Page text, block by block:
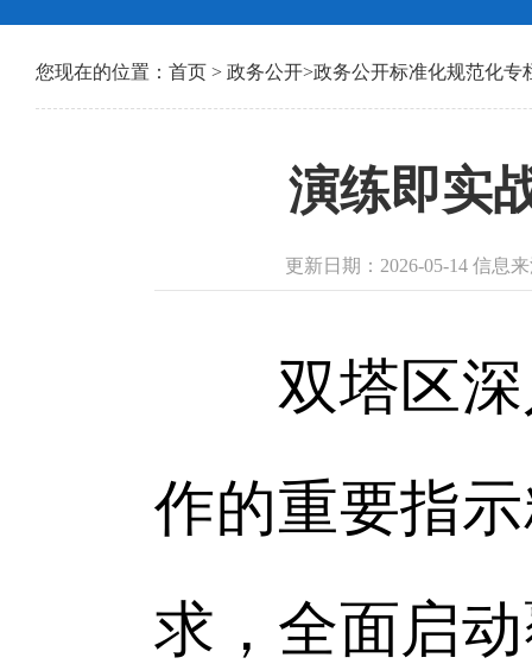
您现在的位置： 首页 > 政务公开>政务公开标准化规范化专
演练即实
更新日期：2026-05-14 信息
双塔区深
作的重要指
求，全面启